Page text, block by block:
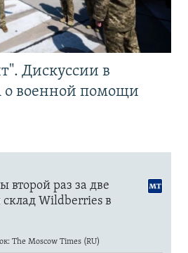
Дискуссии в
о военной помощи